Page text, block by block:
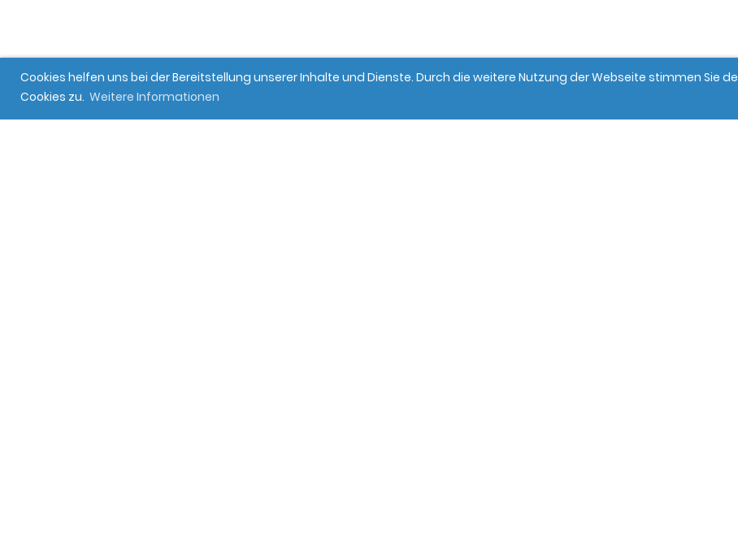
Cookies helfen uns bei der Bereitstellung unserer Inhalte und Dienste. Durch die weitere Nutzung der Webseite stimmen Sie
Cookies zu. Weitere Informationen